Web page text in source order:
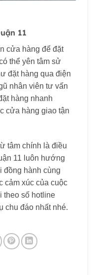
11
cửa hàng để đặt
thể yên tâm sử
đặt hàng qua điện
nhân viên tư vấn
hàng nhanh
cửa hàng giao tận
tâm chính là điều
11 luôn hướng
hành cùng
cảm xúc của cuộc
theo số hotline
chu đáo nhất nhé.